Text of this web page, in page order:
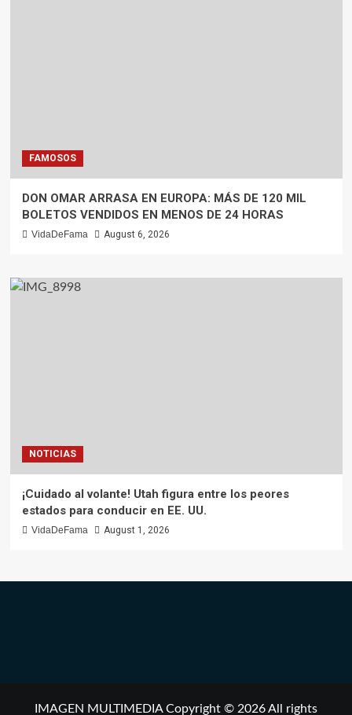
FAMOSOS
DON OMAR ARRASA EN EUROPA: MÁS DE 120 MIL
BOLETOS VENDIDOS EN MENOS DE 24 HORAS
VidaDeFama August 6, 2026
NOTICIAS
¡Cuidado al volante! Utah figura entre los peores
estados para conducir en EE. UU.
VidaDeFama August 1, 2026
IMAGEN MULTIMEDIA Copyright © 2026 All rights